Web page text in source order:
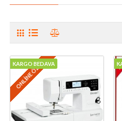
ONLINE ÖZEL
KARGO BEDAVA